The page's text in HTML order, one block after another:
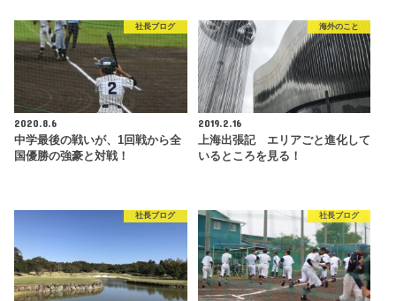
社長ブログ
2020.8.6
中学最後の戦いが、1回戦から全
国優勝の強豪と対戦！
海外のこと
2019.2.16
上海出張記 エリアごと進化して
いるところを見る！
社長ブログ 社長ブログ